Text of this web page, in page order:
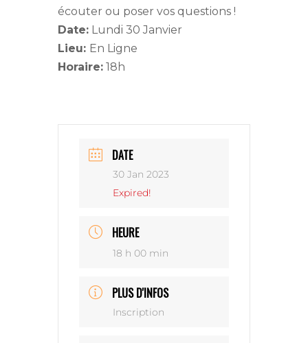
écouter ou poser vos questions !
Date: Lundi 30 Janvier
Lieu: En Ligne
Horaire: 18h
DATE
30 Jan 2023
Expired!
HEURE
18 h 00 min
PLUS D'INFOS
Inscription